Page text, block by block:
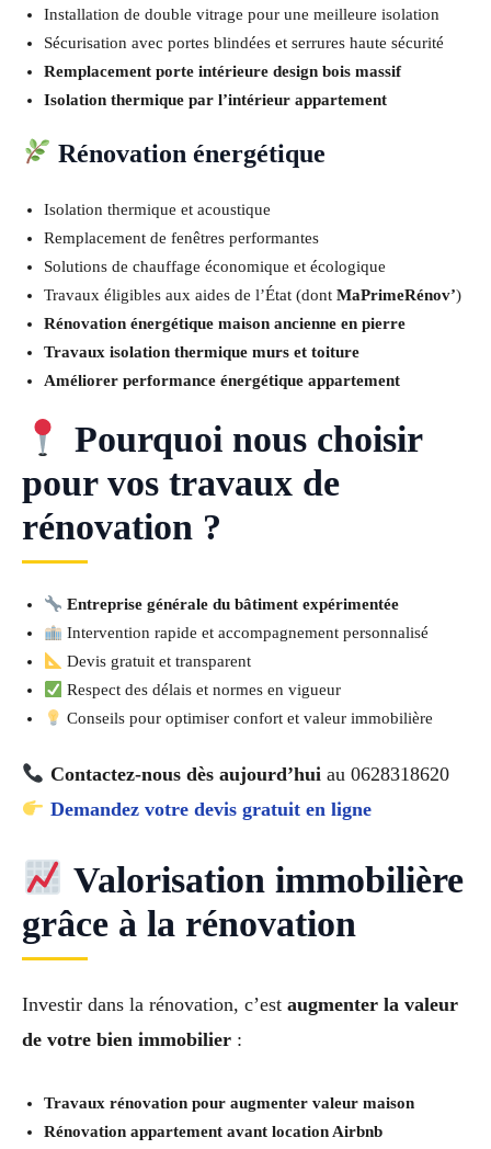
Installation de double vitrage pour une meilleure isolation
Sécurisation avec portes blindées et serrures haute sécurité
Remplacement porte intérieure design bois massif
Isolation thermique par l’intérieur appartement
Rénovation énergétique
Isolation thermique et acoustique
Remplacement de fenêtres performantes
Solutions de chauffage économique et écologique
Travaux éligibles aux aides de l’État (dont MaPrimeRénov’)
Rénovation énergétique maison ancienne en pierre
Travaux isolation thermique murs et toiture
Améliorer performance énergétique appartement
Pourquoi nous choisir
pour vos travaux de
rénovation ?
Entreprise générale du bâtiment expérimentée
Intervention rapide et accompagnement personnalisé
Devis gratuit et transparent
Respect des délais et normes en vigueur
Conseils pour optimiser confort et valeur immobilière
Contactez-nous dès aujourd’huiau 0628318620
Demandez votre devis gratuit en ligne
Valorisation immobilière
grâce à la rénovation
Investir dans la rénovation, c’est augmenter la valeur
de votre bien immobilier :
Travaux rénovation pour augmenter valeur maison
Rénovation appartement avant location Airbnb